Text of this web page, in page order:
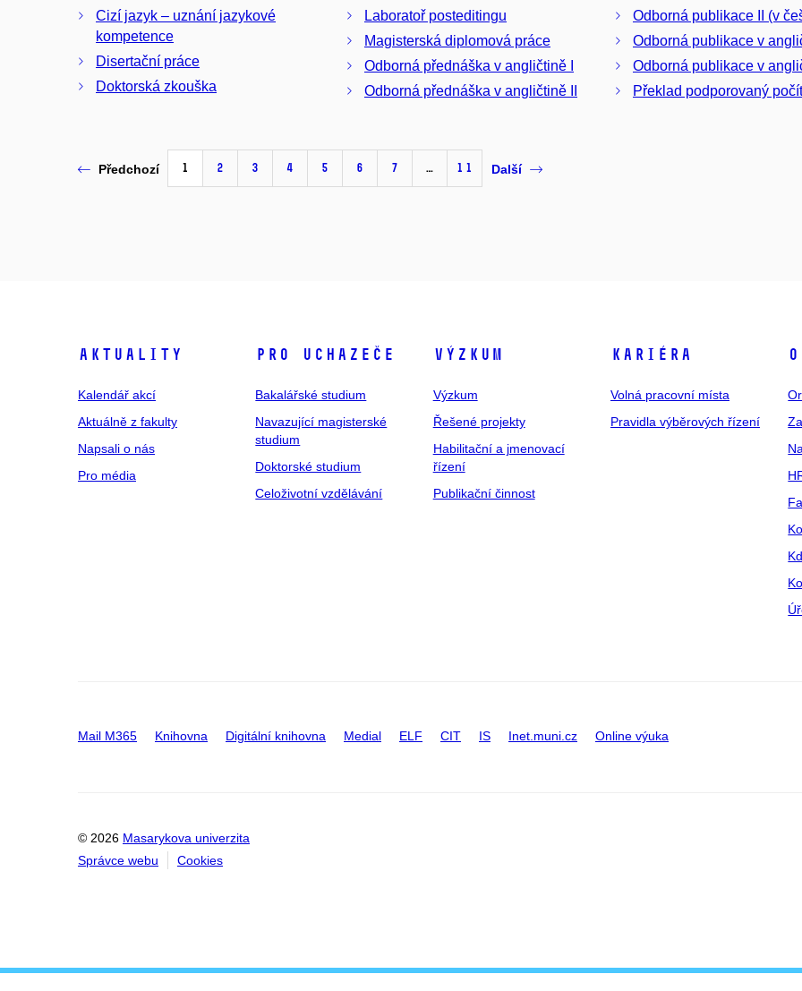
Cizí jazyk – uznání jazykové
kompetence
Disertační práce
Doktorská zkouška
Laboratoř posteditingu
Magisterská diplomová práce
Odborná přednáška v angličtině I
Odborná přednáška v angličtině II
Odborná publikace II (v
Odborná publikace v
Odborná publikace v
Překlad podporovaný
Předchozí 1 2 3 4 5 6 7 … 11 Další
Aktuality
Kalendář akcí
Aktuálně z fakulty
Napsali o nás
Pro média
Pro uchazeče
Bakalářské studium
Navazující magisterské
studium
Doktorské studium
Celoživotní vzdělávání
Výzkum
Výzkum
Řešené projekty
Habilitační a jmenovací
řízení
Publikační činnost
Kariéra
Volná pracovní místa
Pravidla výběrových řízení
Mail M365 Knihovna Digitální knihovna Medial ELF CIT IS Inet.muni.cz Online výuka
© 2026 Masarykova univerzita
Správce webu
Cookies